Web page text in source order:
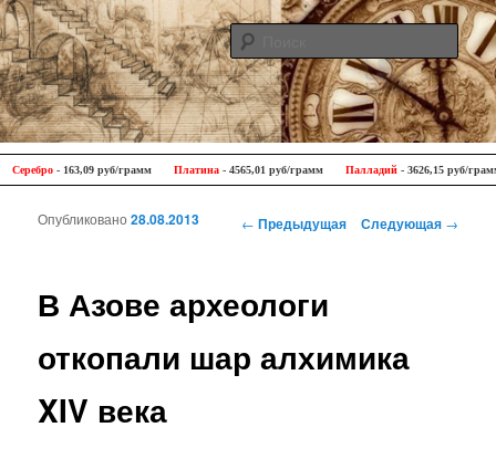
Antique Trip
Главное меню
Перейти к основному содержимому
Перейти к дополнительному содержимому
- 163,09 руб/грамм Платина- 4565,01 руб/грамм Палладий- 3626,15 руб/грамм
Навигация по записям
← Предыдущая Следующая →
В Азове археологи
откопали шар алхимика
XIV века
Опубликовано28.08.2013